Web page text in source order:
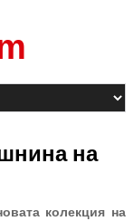
на
колекция на